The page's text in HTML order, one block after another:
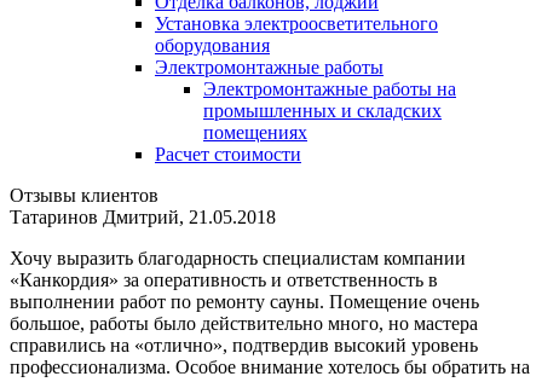
Установка электроосветительного
оборудования
Электромонтажные работы
Электромонтажные работы на
промышленных и складских
помещениях
Расчет стоимости
Отзывы клиентов
Татаринов Дмитрий, 21.05.2018
Хочу выразить благодарность специалистам компании
«Канкордия» за оперативность и ответственность в
выполнении работ по ремонту сауны. Помещение очень
большое, работы было действительно много, но мастера
справились на «отлично», подтвердив высокий уровень
профессионализма. Особое внимание хотелось бы обратить на